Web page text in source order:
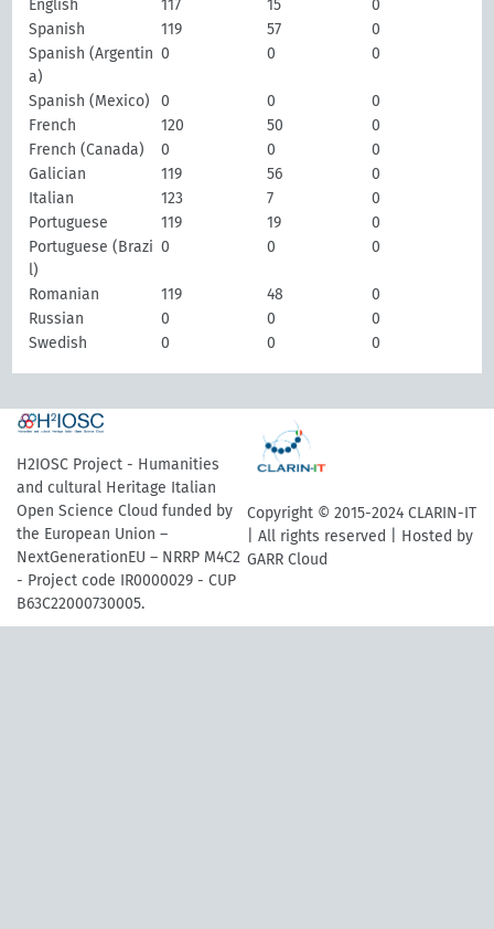
English
117 15
0
Spanish
119 57
0
Spanish (Argentin
a)
0 0 0
Spanish (Mexico) 0 0
0
French
120 50
0
French (Canada)
0 0
0
Galician
119 56
0
Italian
123 7
0
Portuguese
119 19
0
Portuguese (Brazi
l)
0 0 0
Romanian 119 48
0
Russian
0 0
0
Swedish
0 0 0
H2IOSC Project - Humanities
and cultural Heritage Italian
Open Science Cloud funded by
the European Union –
NextGenerationEU – NRRP M4C2
- Project code IR0000029 - CUP
B63C22000730005.
Copyright © 2015-2024 CLARIN-IT
| All rights reserved | Hosted by
GARR Cloud